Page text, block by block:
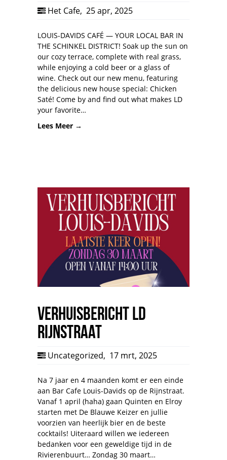
Het Cafe, 25 apr, 2025
LOUIS-DAVIDS CAFÉ — YOUR LOCAL BAR IN
THE SCHINKEL DISTRICT! Soak up the sun on
our cozy terrace, complete with real grass,
while enjoying a cold beer or a glass of
wine. Check out our new menu, featuring
the delicious new house special: Chicken
Saté! Come by and find out what makes LD
your favorite…
Lees Meer →
Verhuisbericht LD
Rijnstraat
Uncategorized, 17 mrt, 2025
Na 7 jaar en 4 maanden komt er een einde
aan Bar Cafe Louis-Davids op de Rijnstraat.
Vanaf 1 april (haha) gaan Quinten en Elroy
starten met De Blauwe Keizer en jullie
voorzien van heerlijk bier en de beste
cocktails! Uiteraard willen we iedereen
bedanken voor een geweldige tijd in de
Rivierenbuurt… Zondag 30 maart…